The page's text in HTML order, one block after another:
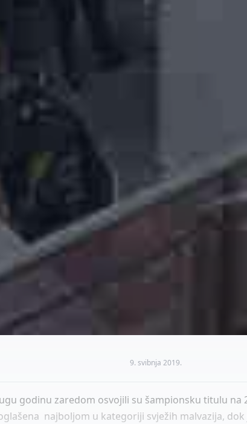
9. svibnja 2019.
godinu zaredom osvojili su šampionsku titulu na
najboljom u kategoriji svježih malvazija,